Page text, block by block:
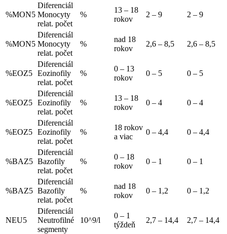
%MON5
Diferenciál
Monocyty
relat. počet
%
13 – 18
rokov
2 – 9 2 – 9
%MON5
Diferenciál
Monocyty
relat. počet
%
nad 18
rokov
2,6 – 8,5 2,6 – 8,5
%EOZ5
Diferenciál
Eozinofily
relat. počet
%
0 – 13
rokov
0 – 5 0 – 5
%EOZ5
Diferenciál
Eozinofily
relat. počet
%
13 – 18
rokov
0 – 4 0 – 4
%EOZ5
Diferenciál
Eozinofily
relat. počet
%
18 rokov
a viac
0 – 4,4 0 – 4,4
%BAZ5
Diferenciál
Bazofily
relat. počet
%
0 – 18
rokov
0 – 1 0 – 1
%BAZ5
Diferenciál
Bazofily
relat. počet
%
nad 18
rokov
0 – 1,2 0 – 1,2
NEU5
Diferenciál
Neutrofilné
segmenty
10^9/l
0 – 1
týždeň
2,7 – 14,4 2,7 – 14,4